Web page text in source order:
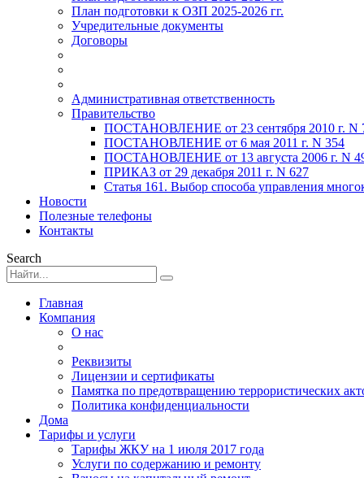
План подготовки к ОЗП 2025-2026 гг.
Учредительные документы
Договоры
Административная ответственность
Правительство
ПОСТАНОВЛЕНИЕ от 23 сентября 2010 г. N
ПОСТАНОВЛЕНИЕ от 6 мая 2011 г. N 354
ПОСТАНОВЛЕНИЕ от 13 августа 2006 г. N
ПРИКАЗ от 29 декабря 2011 г. N 627
Статья 161. Выбор способа управления
Новости
Полезные телефоны
Контакты
Search
Главная
Компания
О нас
Реквизиты
Лицензии и сертификаты
Памятка по предотвращению террористических
Политика конфиденциальности
Дома
Тарифы и услуги
Тарифы ЖКУ на 1 июля 2017 года
Услуги по содержанию и ремонту